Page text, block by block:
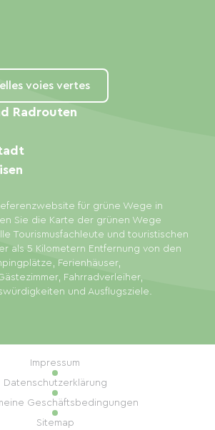
voies vertes
für grüne Wege in
Sie die Karte der grünen Wege
Tourismusfachleute und touristischen
als 5 Kilometern Entfernung von den
Ferienhäuser,
Fahrradverleiher,
und Ausflugsziele.
Radrouten
Impressum
Datenschutzerklärung
Geschäftsbedingungen
Sitemap